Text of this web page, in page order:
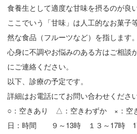
食養生として適度な甘味を摂るのが良
ここでいう「甘味」は人工的なお菓子
然な食品（フルーツなど）を指します。
心身に不調やお悩みのある方はご相談
にご連絡ください。
以下、診療の予定です。
詳細はお電話にてお問い合わせください
○：空きあり △：空きわずか ×：空
日：時間 ９～13時 １３～17時